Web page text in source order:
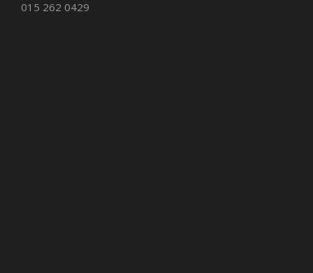
015 262 0429